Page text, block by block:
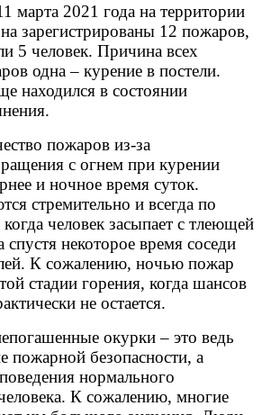
марта 2021 года на территории
зарегистрированы 12 пожаров,
5 человек. Причина всех
одна – курение в постели.
находился в состоянии
пожаров из-за
с огнем при курении
и ночное время суток.
стремительно и всегда по
человек засыпает с тлеющей
спустя некоторое время соседи
К сожалению, ночью пожар
стадии горения, когда шансов
не остается.
окурки – это ведь
пожарной безопасности, а
нормального
К сожалению, многие